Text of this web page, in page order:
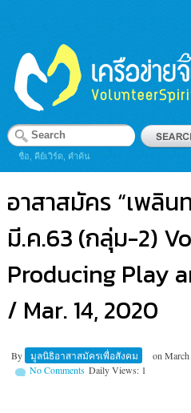
ชื่อ, คีย์เวิร์ด, คำค้น
อาสาสมัคร “เพลิน
มี.ค.63 (กลุ่ม-2)
Producing Play
/ Mar. 14, 2020
By มูลนิธิอาสาสมัครเพื่อสังคม on
Daily Views: 1
No Comments